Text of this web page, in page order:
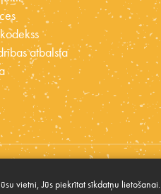
atbalsta
vietni, Jūs piekrītat sīkdatņu lietošanai.